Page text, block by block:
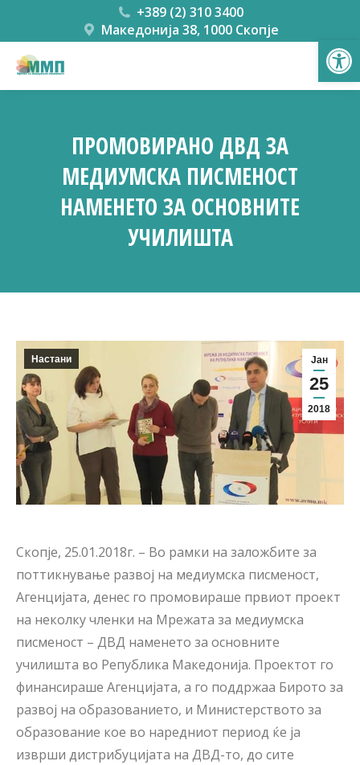
+389 (2) 310 3400
Македонија 38, 1000 Скопје
ПРОМОВИРАНО ДВД ЗА
МЕДИУМСКА ПИСМЕНОСТ
НАМЕНЕТО ЗА ОСНОВНИТЕ
УЧИЛИШТА
Јан
25
2018
Настани
Скопје, 25.01.2018г. – Во рамки на заложбите за
поттикнување развој на медиумска писменост,
Агенцијата, денес го промовираше првиот проект
на неколку членки на Мрежата за медиумска
писменост – ДВД наменето за основните
училишта во Република Македонија. Проектот го
финансираше Агенцијата, а го поддржаа Бирото за
развој на образованието, и Министерството за
образование кое во наредниот период ќе ја
изврши дистрибуцијата на ДВД-то, до сите